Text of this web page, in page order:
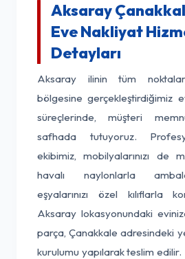
Aksaray
Eve Nakliyat
Detayları
Aksaray ilinin tüm
bölgesine gerçekleştirdiğimiz
süreçlerinde, müşteri
safhada tutuyoruz.
ekibimiz, mobilyalarınızı de
havalı naylonlarla
eşyalarınızı özel kılıflarla
Aksaray lokasyonundaki
parça, Çanakkale adresindeki
kurulumu yapılarak teslim